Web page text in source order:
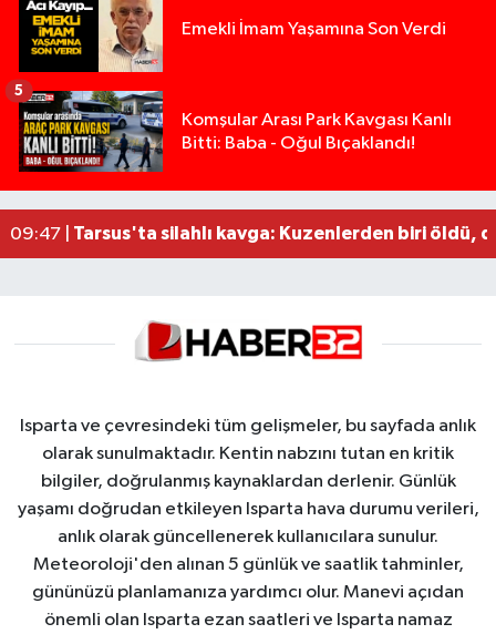
Emekli İmam Yaşamına Son Verdi
Komşular Arası Park Kavgası Kanlı
Bitti: Baba - Oğul Bıçaklandı!
5
02:19 |14 ve 16 Yaşlarındaki Kız Kardeşlerden Haber
17:30 |Demirkapı Tüneli'nde feci kaza: Yaşlı çift
15:00 |Takla atan otomobil palmiye ağacına çarptı: 1
09:47 | Tarsus'ta silahlı kavga: Kuzenlerden biri öldü,
Isparta ve çevresindeki tüm gelişmeler, bu sayfada anlık
olarak sunulmaktadır. Kentin nabzını tutan en kritik
bilgiler, doğrulanmış kaynaklardan derlenir. Günlük
yaşamı doğrudan etkileyen Isparta hava durumu verileri,
anlık olarak güncellenerek kullanıcılara sunulur.
Meteoroloji'den alınan 5 günlük ve saatlik tahminler,
gününüzü planlamanıza yardımcı olur. Manevi açıdan
önemli olan Isparta ezan saatleri ve Isparta namaz